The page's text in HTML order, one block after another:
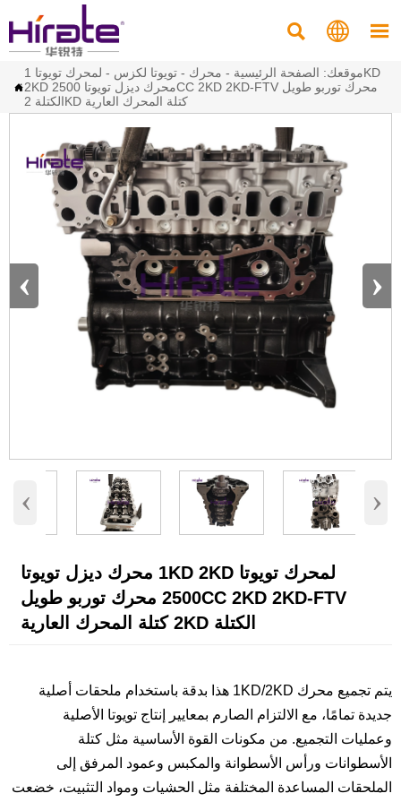
  

موقعك: الصفحة الرئيسية - محرك - تويوتا لكزس -
لمحرك تويوتا 1KD
2KD محرك ديزل تويوتا 2500CC 2KD 2KD-FTV محرك توربو طويل
الكتلة 2KD كتلة المحرك العارية
‹ ›
‹ ›
لمحرك تويوتا 1KD 2KD محرك ديزل تويوتا
2500CC 2KD 2KD-FTV محرك توربو طويل
الكتلة 2KD كتلة المحرك العارية
يتم تجميع محرك 1KD/2KD هذا بدقة باستخدام ملحقات أصلية
جديدة تمامًا، مع الالتزام الصارم بمعايير إنتاج تويوتا الأصلية
وعمليات التجميع. من مكونات القوة الأساسية مثل كتلة
الأسطوانات ورأس الأسطوانة والمكبس وعمود المرفق إلى
الملحقات المساعدة المختلفة مثل الحشيات ومواد التثبيت، خضعت